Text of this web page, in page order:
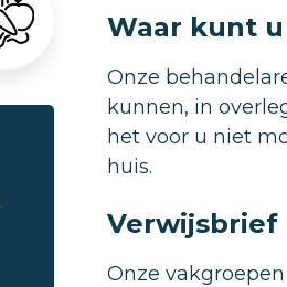
Waar kunt
Onze
kunnen, in
het voor u niet
huis.
Verwijsbrief
Onze